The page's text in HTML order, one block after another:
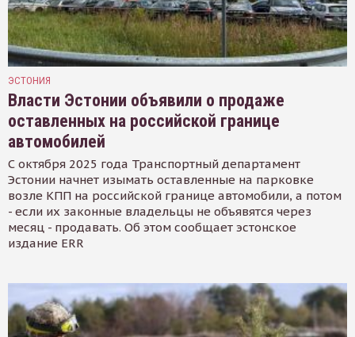
ЭСТОНИЯ
Власти Эстонии объявили о продаже
оставленных на российской границе
автомобилей
С октября 2025 года Транспортный департамент
Эстонии начнет изымать оставленные на парковке
возле КПП на российской границе автомобили, а потом
- если их законные владельцы не объявятся через
месяц - продавать. Об этом сообщает эстонское
издание ERR